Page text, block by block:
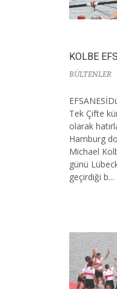
KOLBE
BÜLTENLER
Tek Çifte
olarak
Hamburg
Michael
günü
geçirdiği b...